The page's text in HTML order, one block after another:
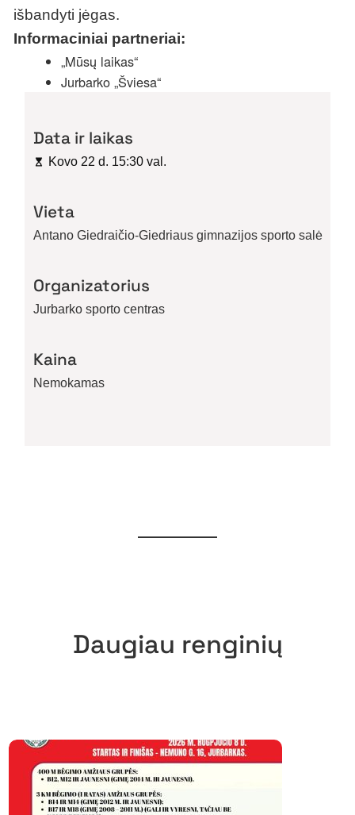
išbandyti jėgas.
Informaciniai partneriai:
„Mūsų laikas“
Jurbarko „Šviesa“
Data ir laikas
Kovo 22 d. 15:30 val.
Vieta
Antano Giedraičio-Giedriaus gimnazijos sporto salė
Organizatorius
Jurbarko sporto centras
Kaina
Nemokamas
Daugiau renginių